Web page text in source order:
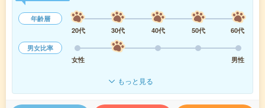
年齢層
20代
30代 40代 50代
60代
男女比率
女性
男性
もっと見る